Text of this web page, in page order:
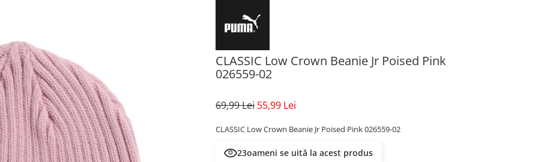
CLASSIC Low Crown Beanie Jr Poised Pink
026559-02
69,99 Lei 55,99 Lei
CLASSIC Low Crown Beanie Jr Poised Pink 026559-02
23oameni se uită la acest produs